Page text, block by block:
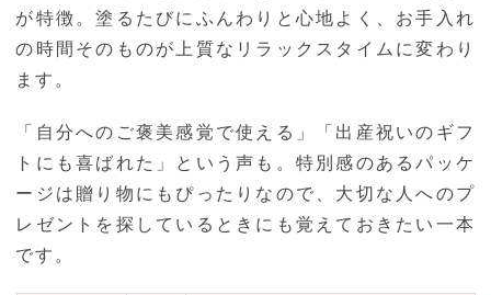
が特徴。塗るたびにふんわりと心地よく、お手入れ
の時間そのものが上質なリラックスタイムに変わり
ます。
「自分へのご褒美感覚で使える」「出産祝いのギフ
トにも喜ばれた」という声も。特別感のあるパッケ
ージは贈り物にもぴったりなので、大切な人へのプ
レゼントを探しているときにも覚えておきたい一本
です。